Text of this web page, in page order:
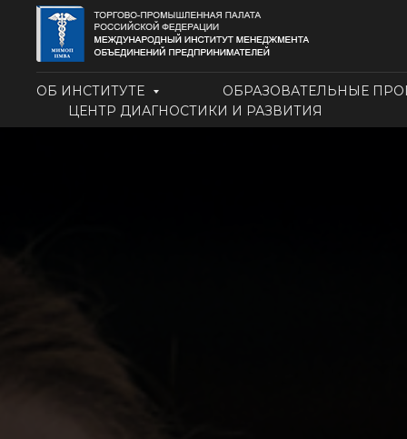
ОБ ИНСТИТУТЕ
ОБРАЗОВАТЕЛЬНЫЕ
ЦЕНТР ДИАГНОСТИКИ И РАЗВИТИЯ